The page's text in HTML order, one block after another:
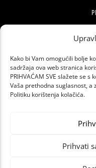
Kako bi Vam omogućili bolje
sadržaja ova web stranica
PRIHVAĆAM SVE slažete se
Vaša prethodna suglasnost,
Politiku korištenja kolačića.
Prihvati
HARRY STYLES